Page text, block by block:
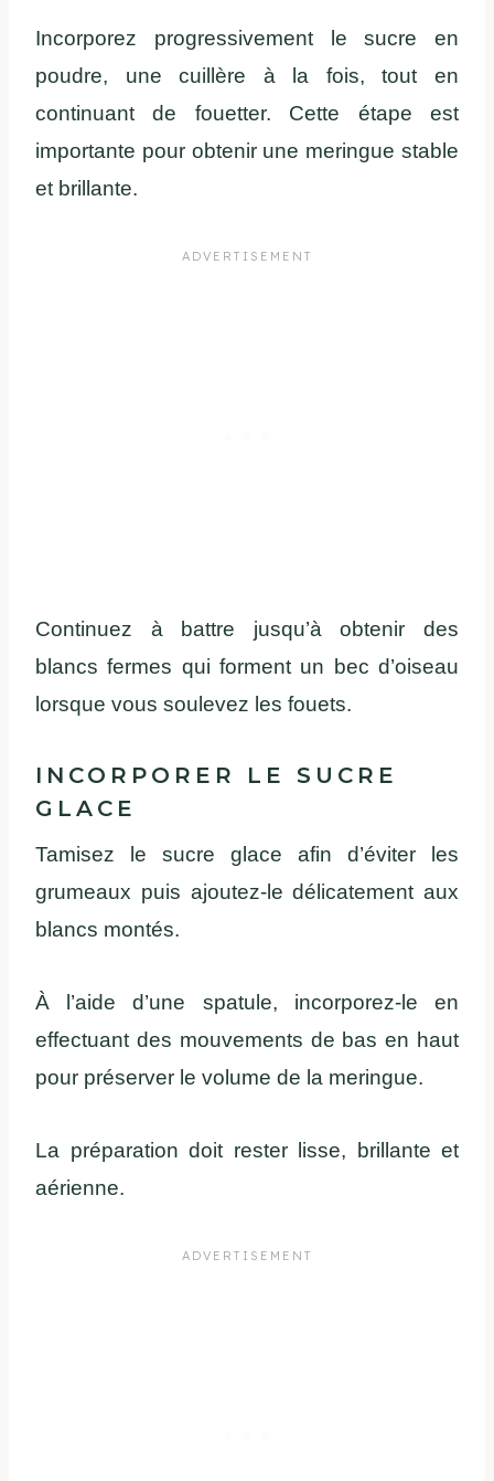
Incorporez progressivement le sucre en
poudre, une cuillère à la fois, tout en
continuant de fouetter. Cette étape est
importante pour obtenir une meringue stable
et brillante.
Continuez à battre jusqu’à obtenir des
blancs fermes qui forment un bec d’oiseau
lorsque vous soulevez les fouets.
INCORPORER LE SUCRE
GLACE
Tamisez le sucre glace afin d’éviter les
grumeaux puis ajoutez-le délicatement aux
blancs montés.
À l’aide d’une spatule, incorporez-le en
effectuant des mouvements de bas en haut
pour préserver le volume de la meringue.
La préparation doit rester lisse, brillante et
aérienne.